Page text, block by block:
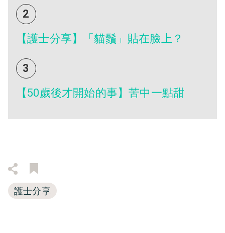
2
【護士分享】「貓鬚」貼在臉上？
3
【50歲後才開始的事】苦中一點甜
護士分享